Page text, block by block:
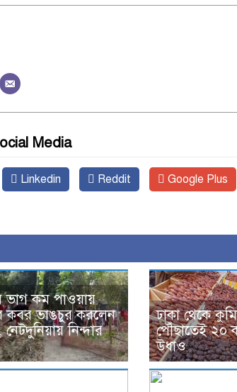
Media
Linkedin Reddit Google Plus
ভাগ কম পাওয়ায়
কবর ভাঙচুর করলেন
নেটদুনিয়ায় নিন্দার
ঢাকা থেকে
পৌঁছাতেই ২০
উধাও